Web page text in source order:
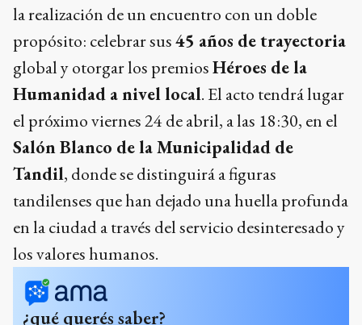
la realización de un encuentro con un doble
propósito: celebrar sus45 años de trayectoria
global y otorgar los premiosHéroes de la
Humanidad a nivel local. El acto tendrá lugar
el próximo viernes 24 de abril, a las 18:30, en el
Salón Blanco de la Municipalidad de
Tandil, donde se distinguirá a figuras
tandilenses que han dejado una huella profunda
en la ciudad a través del servicio desinteresado y
los valores humanos.
¿qué querés saber?